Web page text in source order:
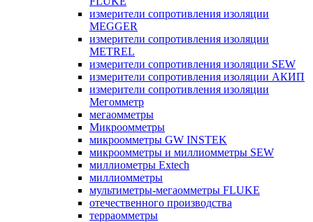
измерители сопротивления изоляции
MEGGER
измерители сопротивления изоляции
METREL
измерители сопротивления изоляции SEW
измерители сопротивления изоляции АКИП
измерители сопротивления изоляции
Мегомметр
мегаомметры
Микроомметры
микроомметры GW INSTEK
микроомметры и миллиомметры SEW
миллиометры Extech
миллиомметры
мультиметры-мегаомметры FLUKE
отечественного производства
терраомметры